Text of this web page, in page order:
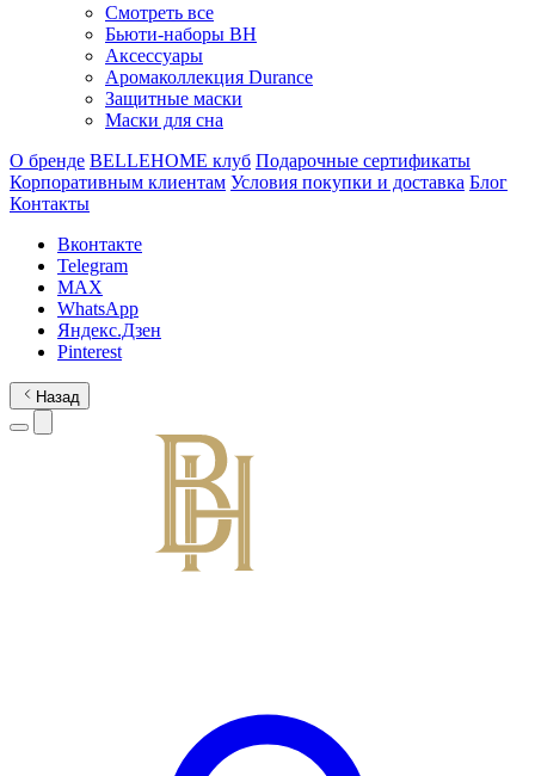
Смотреть все
Бьюти-наборы ВН
Аксессуары
Аромаколлекция Durance
Защитные маски
Маски для сна
О бренде BELLEHOME клуб Подарочные сертификаты
Корпоративным клиентам Условия покупки и доставка Блог
Контакты
Вконтакте
Telegram
MAX
WhatsApp
Яндекс.Дзен
Pinterest
Назад